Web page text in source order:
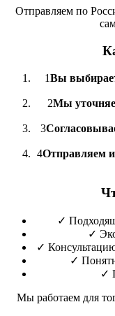
Отправляем по
1Вы
2Мы
3
4Отправляем
✓
✓
✓
✓
✓
Мы работаем для